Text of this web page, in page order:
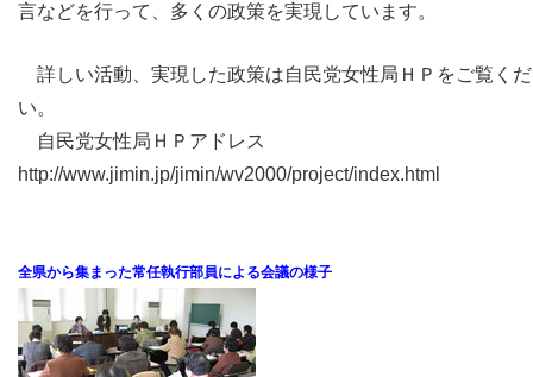
言などを行って、多くの政策を実現しています。
詳しい活動、実現した政策は自民党女性局ＨＰをご覧く
い。
自民党女性局ＨＰアドレス
http://www.jimin.jp/jimin/wv2000/project/index.html
全県から集まった常任執行部員による会議の様子